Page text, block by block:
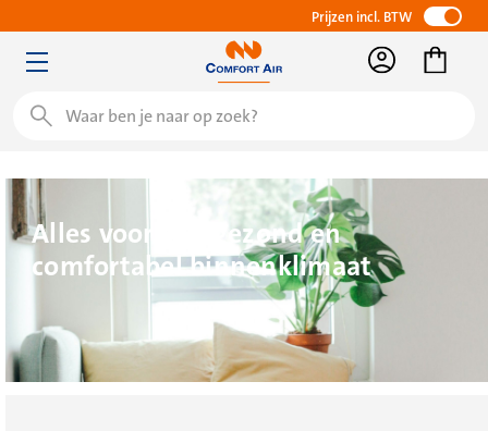
Prijzen incl. BTW
Zoeken
Alles voor een gezond en
comfortabel binnenklimaat